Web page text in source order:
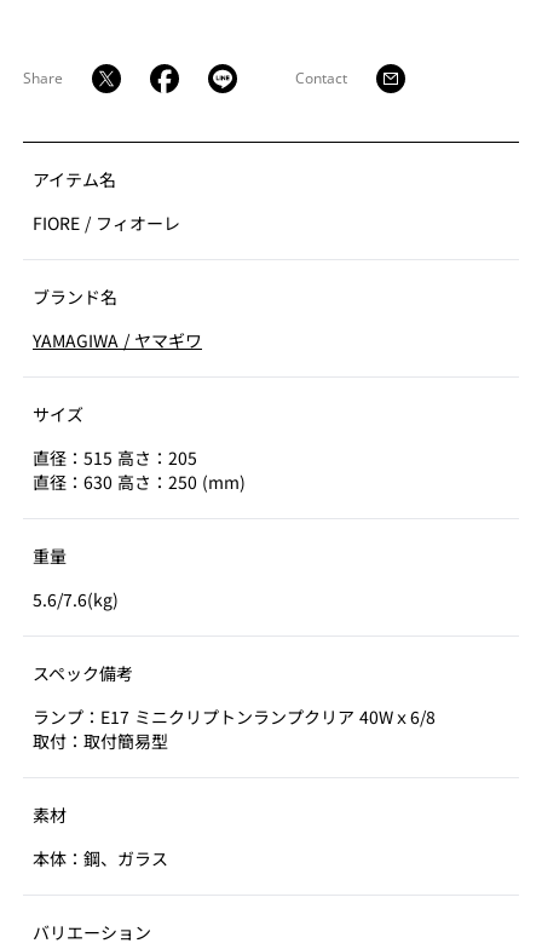
Share Contact
アイテム名
FIORE / フィオーレ
ブランド名
YAMAGIWA / ヤマギワ
サイズ
直径：515 高さ：205
直径：630 高さ：250 (mm)
重量
5.6/7.6(kg)
スペック備考
ランプ：E17 ミニクリプトンランプクリア 40Wｘ6/8
取付：取付簡易型
素材
本体：鋼、ガラス
バリエーション